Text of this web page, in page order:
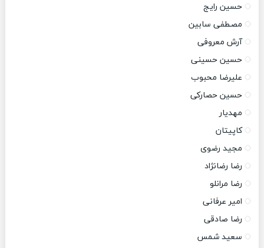
حسین رایج
مصطفی سابین
آرش معروفی
حسین حسینی
علیرضا محبوب
حسین حصارکی
مهدیار
کاپیتان
مجید رضوی
رضا رضانژاد
رضا مرانلو
امیر عرفانی
رضا صادقی
سعید شمس